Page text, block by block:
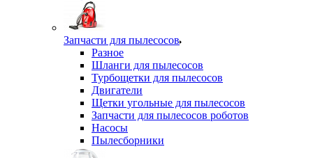
Запчасти для пылесосов
Разное
Шланги для пылесосов
Турбощетки для пылесосов
Двигатели
Щетки угольные для пылесосов
Запчасти для пылесосов роботов
Насосы
Пылесборники